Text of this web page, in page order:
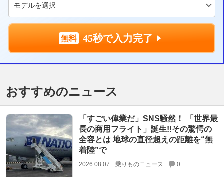
45秒で入力完了
おすすめのニュース
「すごい偉業だ」SNS騒然！ 「世界最
長の商用フライト」誕生!!その驚愕の
全容とは 地球の直径超えの距離を“無
着陸”で
2026.08.07 乗りものニュース 0